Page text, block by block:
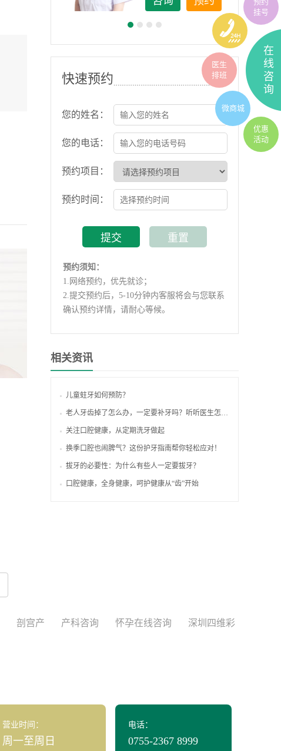
快速预约
您的姓名：
您的电话：
预约项目：
预约时间：
预约须知：
1. 网络预约，优先就诊；
2.提交预约后，5-10分钟内客服将会与您联系
确认预约详情，请耐心等候。
相关资讯
儿童蛀牙如何预防？
老人牙齿掉了怎么办，一定要补牙吗？听听医生怎么说！
关注口腔健康，从定期洗牙做起
换季口腔也闹脾气？这份护牙指南帮你轻松应对！
拔牙的必要性：为什么有些人一定要拔牙？
口腔健康，全身健康，呵护健康从“齿”开始
剖宫产 产科咨询 怀孕在线咨询 深圳四维彩
营业时间：
周一至周日
电话：
0755-2367 8999
在
线
咨
询
挂号
医生
排班
微商城
优惠
活动